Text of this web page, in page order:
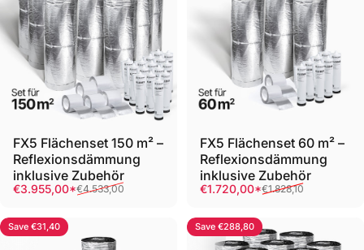
FX5 Flächenset 150 m² –
Reflexionsdämmung
inklusive Zubehör
Sale price
€3.955,00*
Regular price€4.533,00
FX5 Flächenset 60 m² –
Reflexionsdämmung
inklusive Zubehör
Sale price
€1.720,00*
Regular price€1.828,10
Save €31,40 Save €288,80